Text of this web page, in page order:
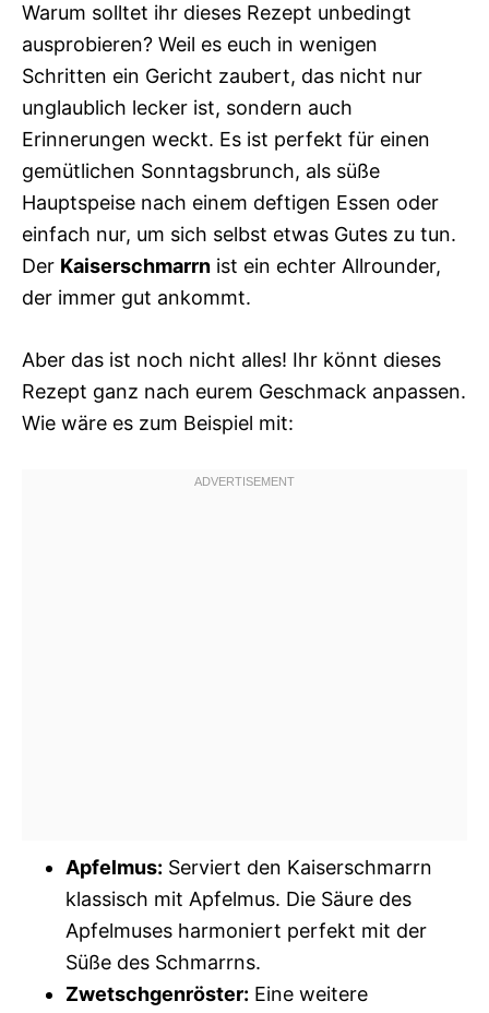
Warum solltet ihr dieses Rezept unbedingt
ausprobieren? Weil es euch in wenigen
Schritten ein Gericht zaubert, das nicht nur
unglaublich lecker ist, sondern auch
Erinnerungen weckt. Es ist perfekt für einen
gemütlichen Sonntagsbrunch, als süße
Hauptspeise nach einem deftigen Essen oder
einfach nur, um sich selbst etwas Gutes zu tun.
Der Kaiserschmarrn ist ein echter Allrounder,
der immer gut ankommt.
Aber das ist noch nicht alles! Ihr könnt dieses
Rezept ganz nach eurem Geschmack anpassen.
Wie wäre es zum Beispiel mit:
Apfelmus: Serviert den Kaiserschmarrn
klassisch mit Apfelmus. Die Säure des
Apfelmuses harmoniert perfekt mit der
Süße des Schmarrns.
Zwetschgenröster: Eine weitere